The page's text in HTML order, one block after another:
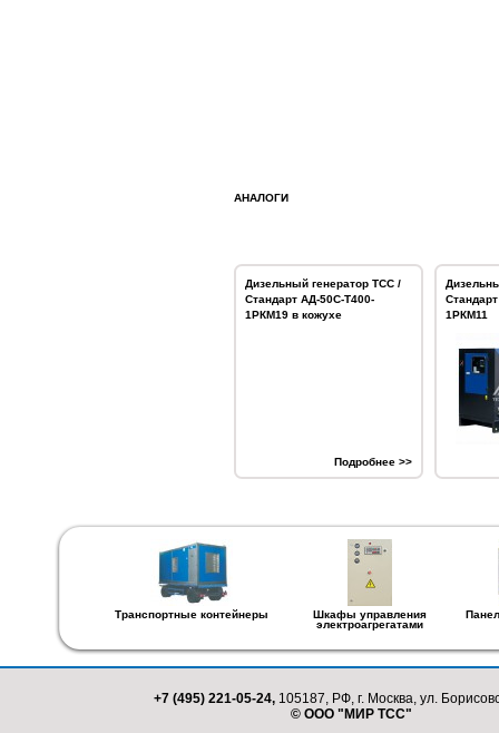
АНАЛОГИ
Дизельный генератор ТСС /
Стандарт АД-50С-Т400-
1РКМ19 в кожухе
Подробнее >>
1РКМ11
Транспортные контейнеры
Шкафы управления
электроагрегатами
+7 (495) 221-05-24, 105187, РФ, г. Москва, ул.
© ООО "МИР ТСС"